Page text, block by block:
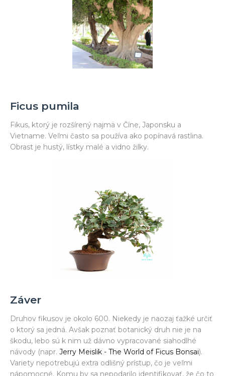
Ficus pumila
Fikus, ktorý je rozšírený najmä v Číne, Japonsku a
Vietname. Veľmi často sa používa ako popínavá rastlina.
Obrast je hustý, lístky malé a vidno žilky.
Záver
Druhov fikusov je okolo 600. Niekedy je naozaj ťažké určiť
o ktorý sa jedná. Avšak poznať botanický druh nie je na
škodu, lebo sú k nim už dávno vypracované siahodlhé
návody (napr. Jerry Meislik - The World of Ficus Bonsai).
Variety nepotrebujú extra odlišný prístup, čo je veľmi
nápomocné. Komu by sa nepodarilo identifikovať, že čo to